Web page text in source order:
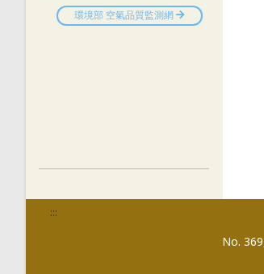
:::
No.